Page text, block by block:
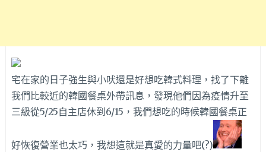
宅在家的日子強生與小吠還是好想吃韓式料理，找了下離
我們比較近的韓國餐桌外帶訊息，發現他們因為疫情升至
三級從5/25自主店休到6/15，我們想吃的時候韓國餐桌正
好恢復營業也太巧，我想這就是真愛的力量吧(?)